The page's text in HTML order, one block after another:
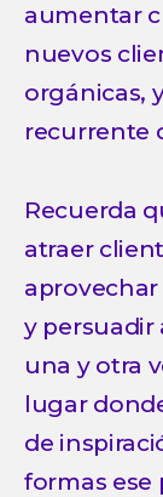
aumentar
nuevos
orgánicas,
recurrente
Recuerda
atraer
y persuadir
una y otra
lugar
de
formas ese